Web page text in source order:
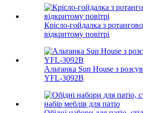
Крісло-гойдалка з
відкритому повітрі
Альтанка Sun House з
YFL-3092B